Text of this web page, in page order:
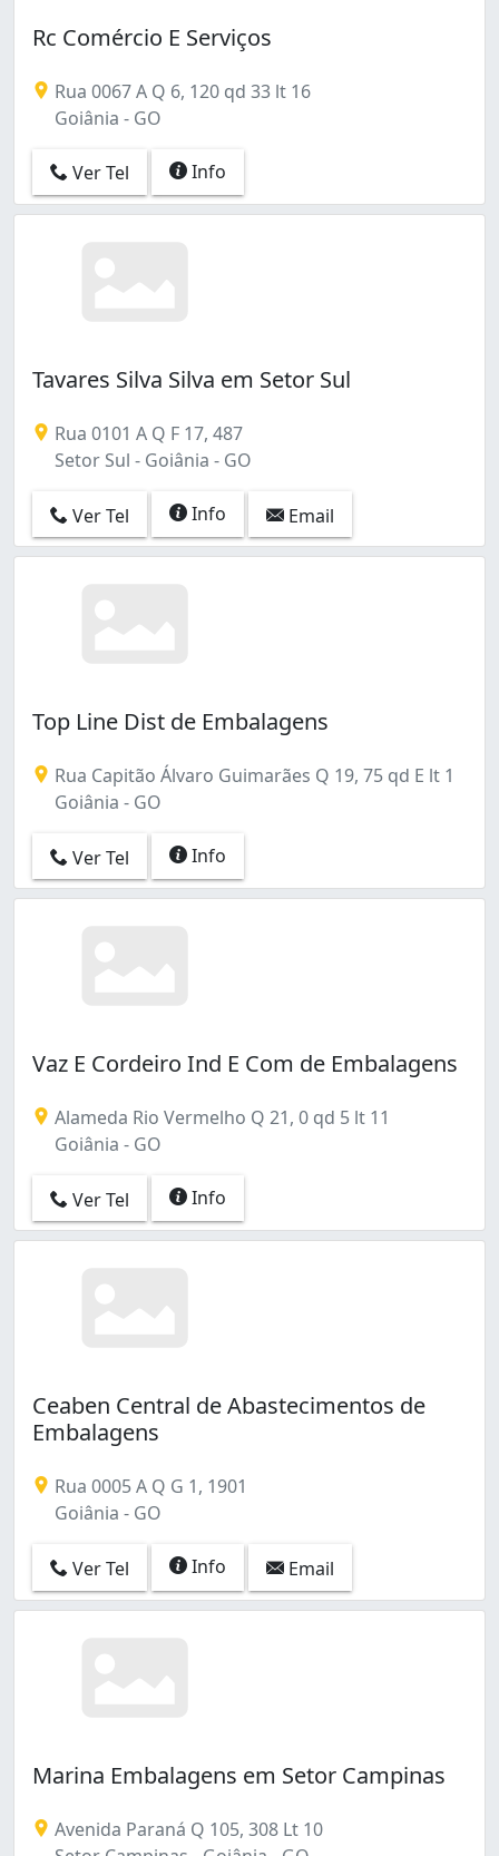
Rc Comércio E Serviços
Rua 0067 A Q 6, 120 qd 33 lt 16
Goiânia - GO
Ver Tel Info
Tavares Silva Silva em Setor Sul
Rua 0101 A Q F 17, 487
Setor Sul - Goiânia - GO
Ver Tel Info Email
Top Line Dist de Embalagens
Rua Capitão Álvaro Guimarães Q 19, 75 qd E lt 1
Goiânia - GO
Ver Tel Info
Vaz E Cordeiro Ind E Com de Embalagens
Alameda Rio Vermelho Q 21, 0 qd 5 lt 11
Goiânia - GO
Ver Tel Info
Ceaben Central de Abastecimentos de
Embalagens
Rua 0005 A Q G 1, 1901
Goiânia - GO
Ver Tel Info Email
Marina Embalagens em Setor Campinas
Avenida Paraná Q 105, 308 Lt 10